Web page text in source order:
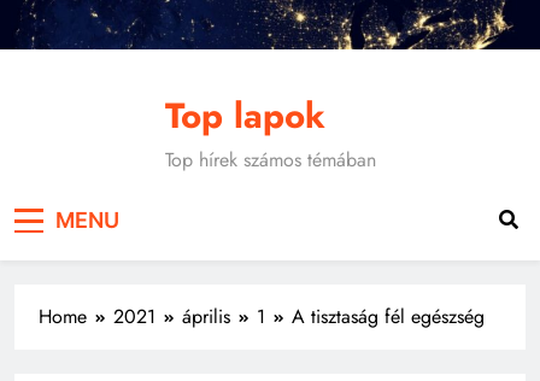
Skip
Top lapok
Top hírek számos témában
MENU
Home 2021 április 1 A tisztaság fél egészség